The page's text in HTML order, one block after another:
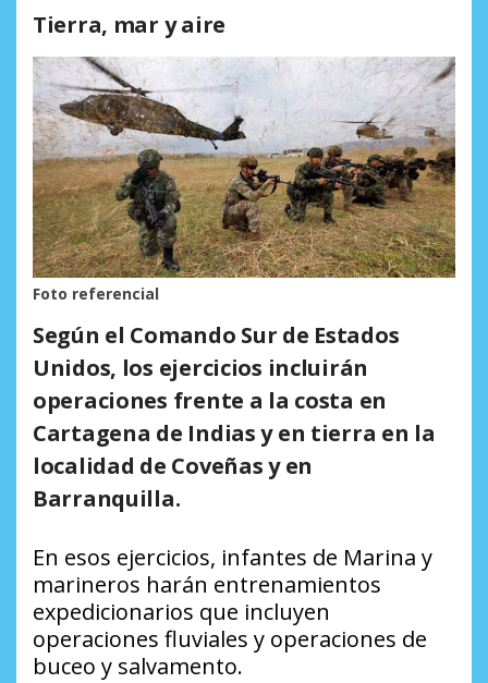
Tierra, mar y aire
Foto referencial
Según el Comando Sur de Estados
Unidos, los ejercicios incluirán
operaciones frente a la costa en
Cartagena de Indias y en tierra en la
localidad de Coveñas y en
Barranquilla.
En esos ejercicios, infantes de Marina y
marineros harán entrenamientos
expedicionarios que incluyen
operaciones fluviales y operaciones de
buceo y salvamento.